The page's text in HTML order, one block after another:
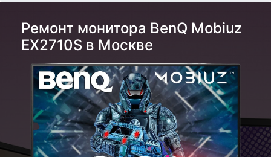
Ремонт монитора BenQ Mobiuz
EX2710S в Москве